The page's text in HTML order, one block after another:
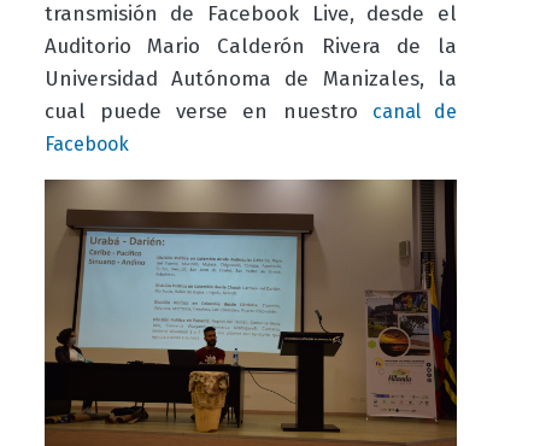
transmisión de Facebook Live, desde el
Auditorio Mario Calderón Rivera de la
Universidad Autónoma de Manizales, la
cual puede verse en nuestro
canal de
Facebook